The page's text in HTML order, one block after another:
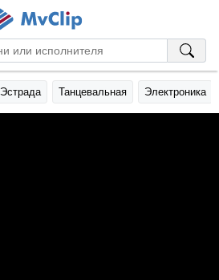
Эстрада Танцевальная Электроника